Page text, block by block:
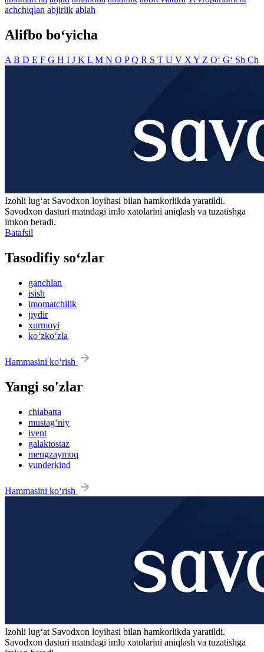
achchiqlan abjirlik ablah
Alifbo bo‘yicha
A B D E F G H I J K L M N O PQ R S T U V X Y Z O‘ G‘ Sh Ch
Izohli lugʻat Savodxon loyihasi bilan hamkorlikda yaratildi.
Savodxon dasturi matndagi imlo xatolarini aniqlash va tuzatishga
imkon beradi.
Batafsil
Tasodifiy so‘zlar
ganchlan
isish
imomatchilik
jiydir
xurmoyi
ko‘zko‘zla
Hammasini ko‘rish
Yangi so'zlar
chiabatta
mustag‘niy
ivent
galaktostaz
mengzaymoq
vunderkind
Hammasini ko‘rish
Izohli lugʻat Savodxon loyihasi bilan hamkorlikda yaratildi.
Savodxon dasturi matndagi imlo xatolarini aniqlash va tuzatishga